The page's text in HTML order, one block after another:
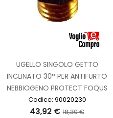
UGELLO SINGOLO GETTO
INCLINATO 30° PER ANTIFURTO
NEBBIOGENO PROTECT FOQUS
Codice: 90020230
43,92 € 18,30 €